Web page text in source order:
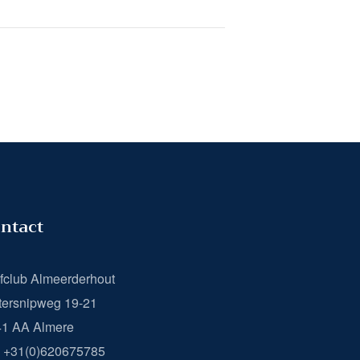
Almeerderhout
19-21
AA Almere
+31(0)620675785